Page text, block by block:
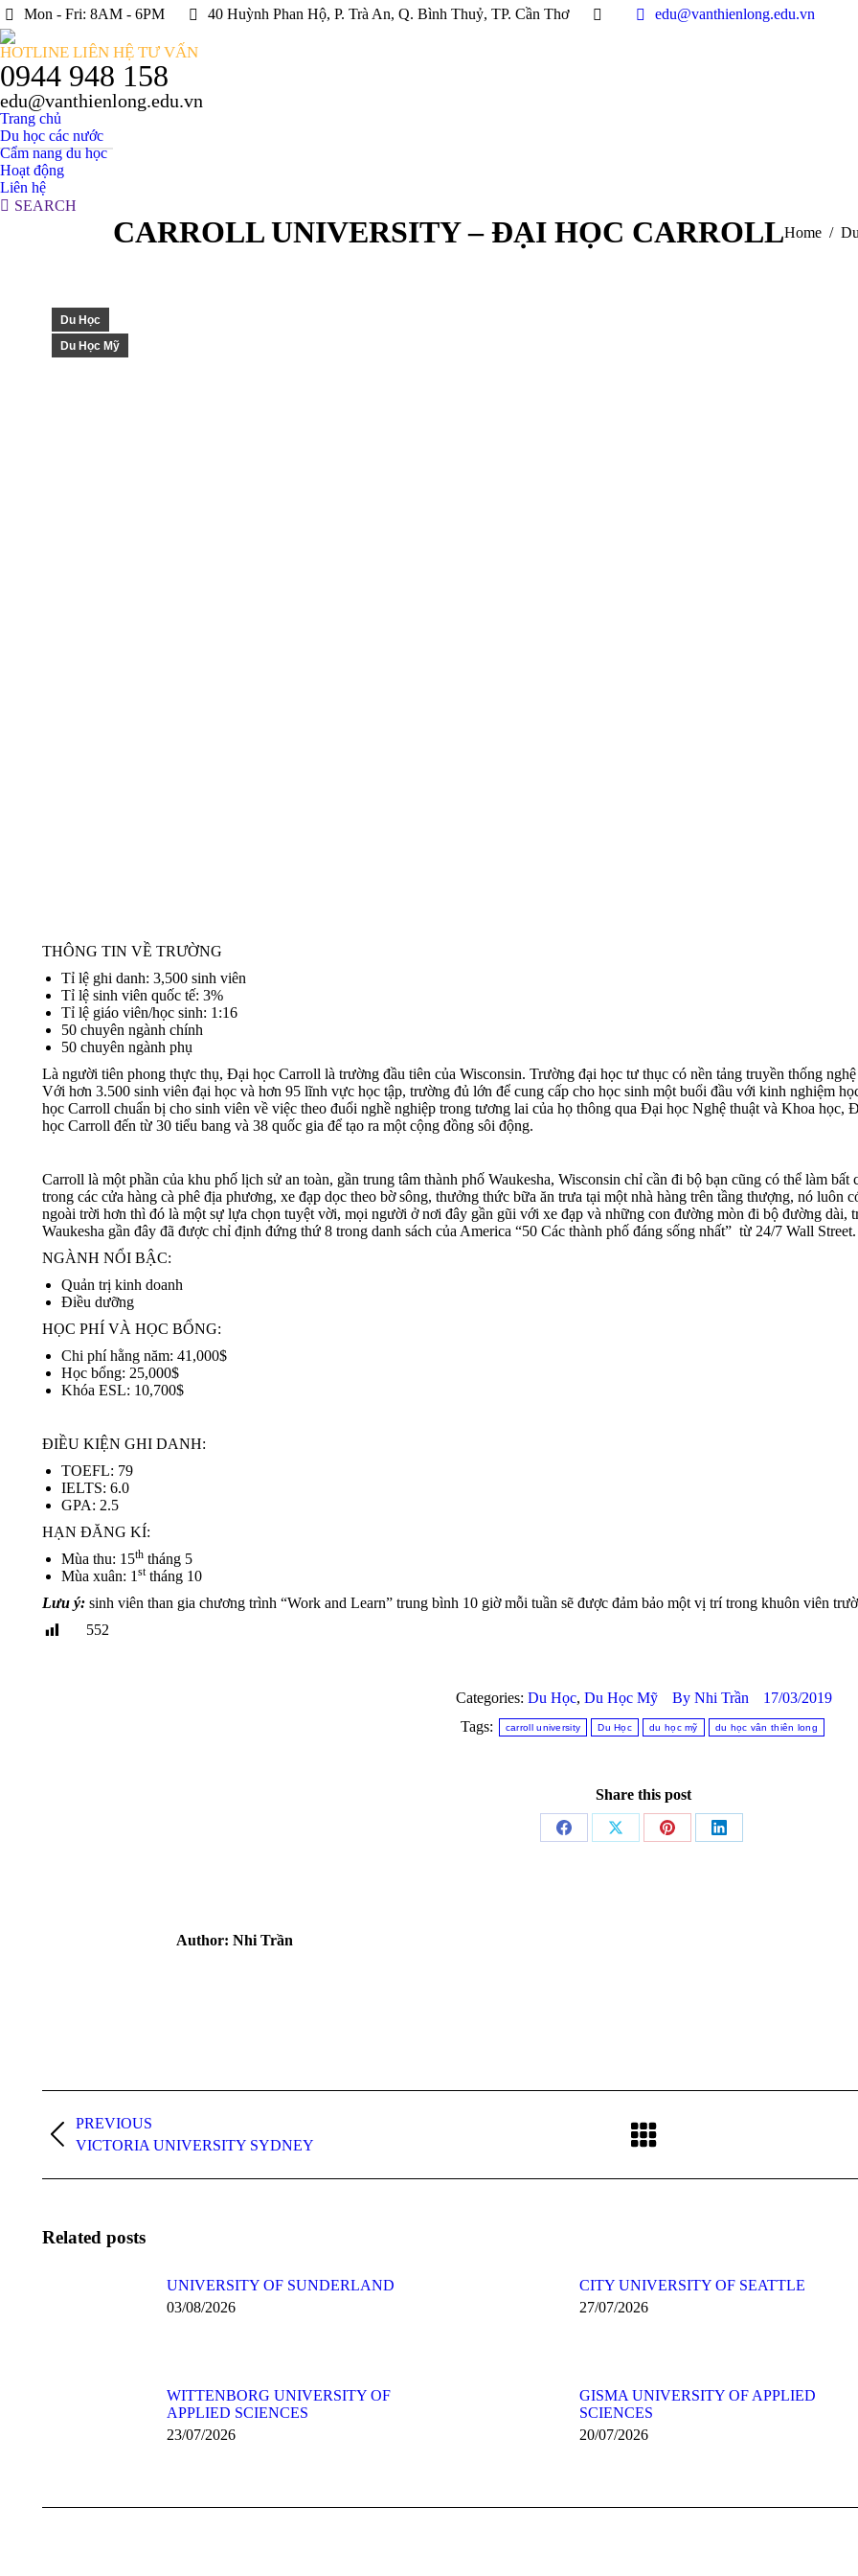
Mon - Fri: 8AM - 6PM 40 Huỳnh Phan Hộ, P. Trà An, Q. Bình Thuỷ, TP. Cần Thơ edu@vanthienlong.edu.vn
HOTLINE LIÊN HỆ TƯ VẤN
0944 948 158
edu@vanthienlong.edu.vn
Trang chủ
Du học các nước
Cẩm nang du học
Hoạt động
Liên hệ
Search:
SEARCH
CARROLL UNIVERSITY – ĐẠI HỌC CARROLLYou are
Home
Du Học
Du Học Mỹ
THÔNG TIN VỀ TRƯỜNG
Tỉ lệ ghi danh: 3,500 sinh viên
Tỉ lệ sinh viên quốc tế: 3%
Tỉ lệ giáo viên/học sinh: 1:16
50 chuyên ngành chính
50 chuyên ngành phụ
Là người tiên phong thực thụ, Đại học Carroll là trường đầu tiên của Wisconsin. Trường đại học tư thục có nền tảng truyền thống
Với hơn 3.500 sinh viên đại học và hơn 95 lĩnh vực học tập, trường đủ lớn để cung cấp cho học sinh một buổi đầu với kinh nghiệm
học Carroll chuẩn bị cho sinh viên về việc theo đuổi nghề nghiệp trong tương lai của họ thông qua Đại học Nghệ thuật và Khoa
học Carroll đến từ 30 tiểu bang và 38 quốc gia để tạo ra một cộng đồng sôi động.
Carroll là một phần của khu phố lịch sử an toàn, gần trung tâm thành phố Waukesha, Wisconsin chỉ cần đi bộ bạn cũng có thể làm
trong các cửa hàng cà phê địa phương, xe đạp dọc theo bờ sông, thưởng thức bữa ăn trưa tại một nhà hàng trên tầng thượng, nó luôn
ngoài trời hơn thì đó là một sự lựa chọn tuyệt vời, mọi người ở nơi đây gần gũi với xe đạp và những con đường mòn đi bộ đường dài,
Waukesha gần đây đã được chỉ định đứng thứ 8 trong danh sách của America “50 Các thành phố đáng sống nhất” từ 24/7 Wall Street.
NGÀNH NỔI BẬC:
Quản trị kinh doanh
Điều dưỡng
HỌC PHÍ VÀ HỌC BỔNG:
Chi phí hằng năm: 41,000$
Học bổng: 25,000$
Khóa ESL: 10,700$
ĐIỀU KIỆN GHI DANH:
TOEFL: 79
IELTS: 6.0
GPA: 2.5
HẠN ĐĂNG KÍ:
Mùa thu: 15th tháng 5
Mùa xuân: 1 sttháng 10
Lưu ý: sinh viên than gia chương trình “Work and Learn” trung bình 10 giờ mỗi tuần sẽ được đảm bảo một vị trí trong khuôn viên
552
Categories: Du Học, Du Học Mỹ By Nhi Trần
17/03/2019
Tags:
carroll university Du Học du học mỹ du học vân thiên long
Share this post
Share
Share
Share
Share
Author: Nhi Trần
navigation
PREVIOUS
Previous
VICTORIA UNIVERSITY SYDNEY
Related posts
UNIVERSITY OF SUNDERLAND
03/08/2026
CITY UNIVERSITY OF SEATTLE
27/07/2026
WITTENBORG UNIVERSITY OF
APPLIED SCIENCES
23/07/2026
GISMA UNIVERSITY OF APPLIED
SCIENCES
20/07/2026